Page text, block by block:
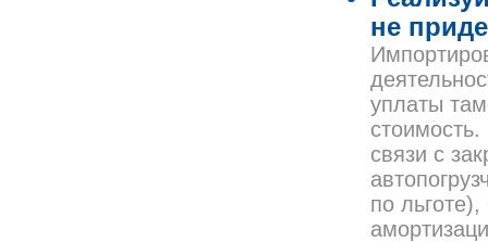
не
уплаты
связи с
по